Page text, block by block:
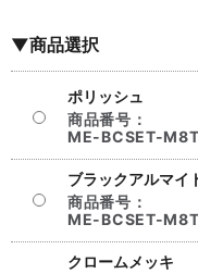
▼商品選択
ポリッシュ
商品番号：
ME-BCSET-
ブラックアルマイ
商品番号：
ME-BCSET-
クロームメッキ